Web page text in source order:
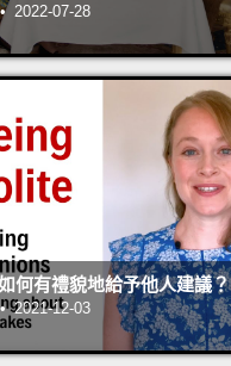
2022-07-28
何有禮貌地給予他人建議？
2021-12-03